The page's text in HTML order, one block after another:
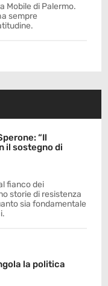
Mobile di Palermo.
sempre
“Il
il sostegno di
fianco dei
storie di resistenza
sia fondamentale
la politica